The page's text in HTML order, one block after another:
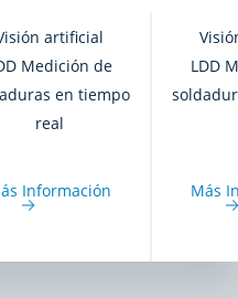
artificial
Medición de
en tiempo
real
LDD
Información Más